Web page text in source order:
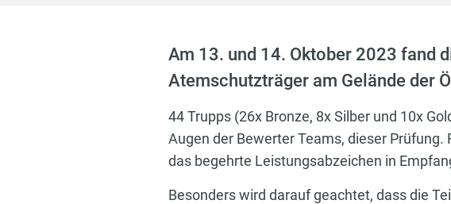
Am 13. und 14. Oktober 2023 fand
Atemschutzträger am Gelände der
44 Trupps (26x Bronze, 8x Silber und 10x
Augen der Bewerter Teams, dieser
das begehrte Leistungsabzeichen in
Besonders wird darauf geachtet, dass die